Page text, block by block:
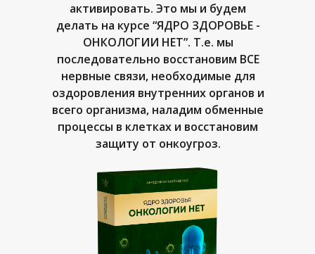
активировать. Это мы и будем
делать на курсе “ЯДРО ЗДОРОВЬЕ -
ОНКОЛОГИИ НЕТ”. Т.е. мы
последовательно восстановим ВСЕ
нервные связи, необходимые для
оздоровления внутренних органов и
всего организма, наладим обменные
процессы в клетках и восстановим
защиту от онкоугроз.